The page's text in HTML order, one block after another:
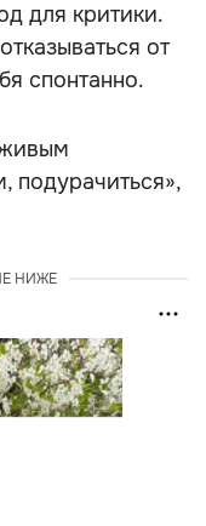
для критики.
от
спонтанно.
подурачиться»,
НИЖЕ